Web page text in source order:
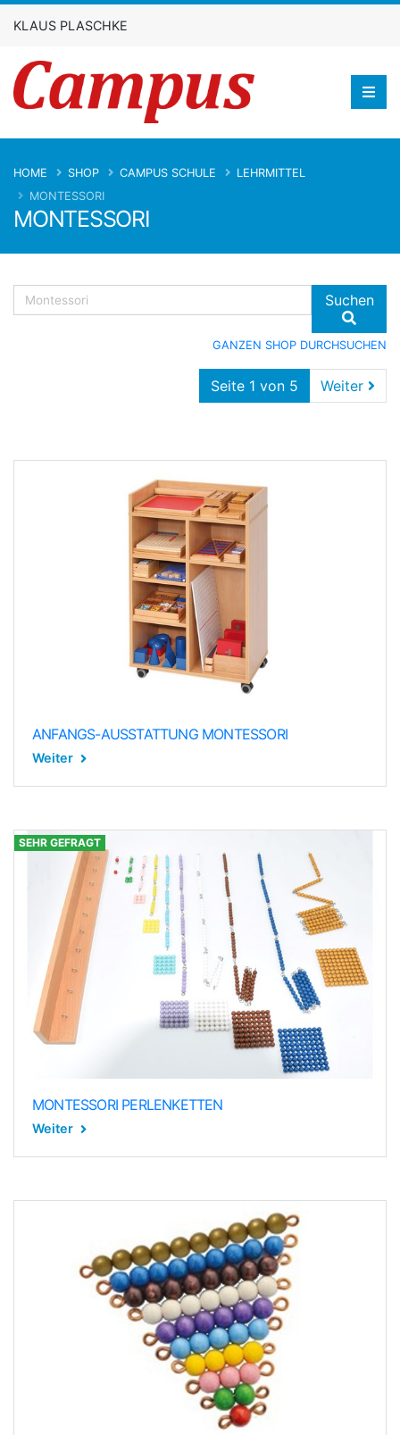
KLAUS PLASCHKE
MONTESSORI
HOME SHOP CAMPUS SCHULE
LEHRMITTEL
MONTESSORI
Suchen
GANZEN SHOP DURCHSUCHEN
Seite 1 von 5 Weiter
ANFANGS-AUSSTATTUNG MONTESSORI
Weiter
SEHR GEFRAGT
MONTESSORI PERLENKETTEN
Weiter